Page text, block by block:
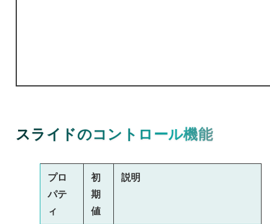
スライドのコントロール機能
プロ
パテ
ィ
初
期
値
説明